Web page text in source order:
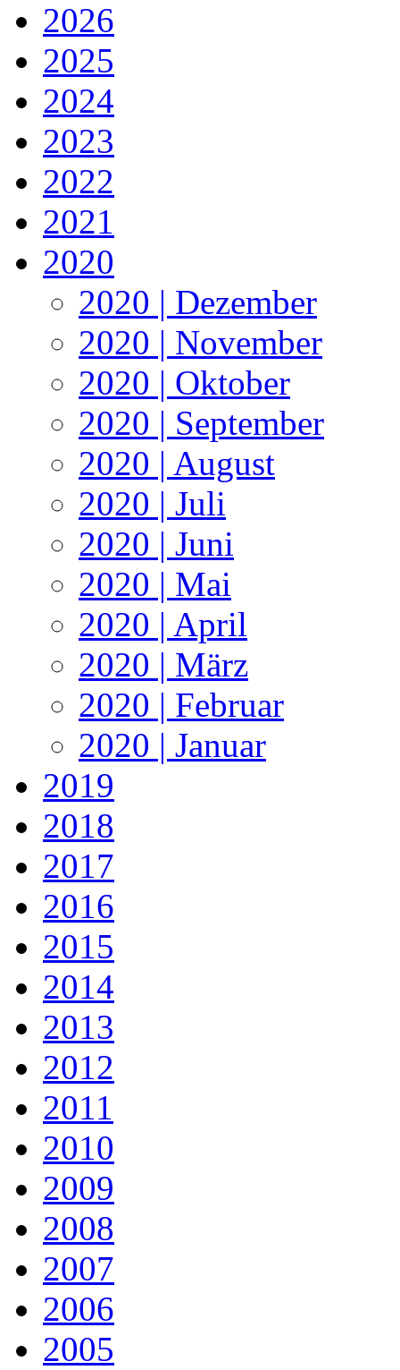
2026
2025
2024
2023
2022
2021
2020
2020 | Dezember
2020 | November
2020 | Oktober
2020 | September
2020 | August
2020 | Juli
2020 | Juni
2020 | Mai
2020 | April
2020 | März
2020 | Februar
2020 | Januar
2019
2018
2017
2016
2015
2014
2013
2012
2011
2010
2009
2008
2007
2006
2005